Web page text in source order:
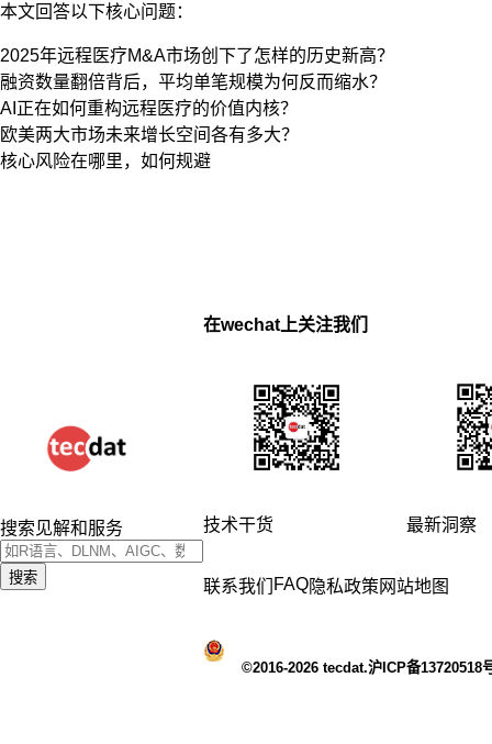
本文回答以下核心问题：
2025年远程医疗M&A市场创下了怎样的历史新高？
融资数量翻倍背后，平均单笔规模为何反而缩水？
AI正在如何重构远程医疗的价值内核？
欧美两大市场未来增长空间各有多大？
核心风险在哪里，如何规避
搜索见解和服务
搜索
在wechat上关注我们
技术干货 最新洞察
联系我们 FAQ隐私政策 网站地图
©2016-2026 tecdat.沪ICP备13720518